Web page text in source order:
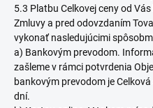
5.3 Platbu Celkovej ceny od
Zmluvy a pred odovzdaním
vykonať nasledujúcimi
a) Bankovým prevodom.
zašleme v rámci potvrdenia
bankovým prevodom je
dní.